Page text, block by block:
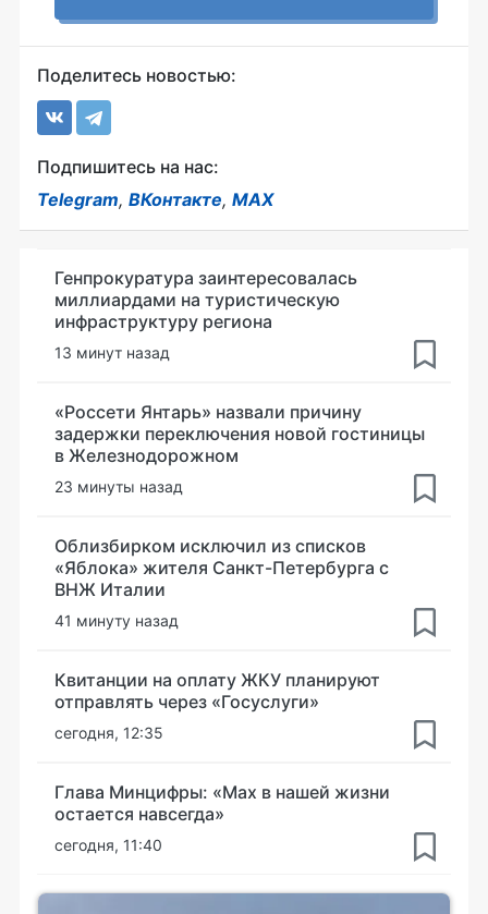
Поделитесь новостью:
Подпишитесь на нас:
Telegram, ВКонтакте, MAX
Генпрокуратура заинтересовалась
миллиардами на туристическую
инфраструктуру региона
13 минут назад
«Россети Янтарь» назвали причину
задержки переключения новой гостиницы
в Железнодорожном
23 минуты назад
Облизбирком исключил из списков
«Яблока» жителя Санкт-Петербурга с
ВНЖ Италии
41 минуту назад
Квитанции на оплату ЖКУ планируют
отправлять через «Госуслуги»
сегодня, 12:35
Глава Минцифры: «Мах в нашей жизни
остается навсегда»
сегодня, 11:40